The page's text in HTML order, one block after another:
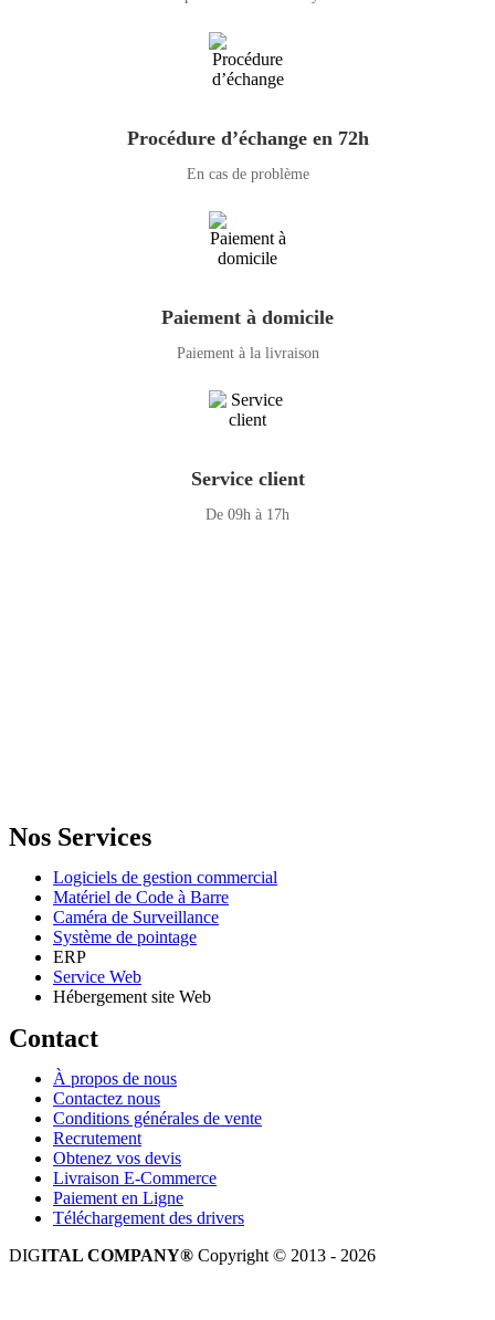
Procédure d’échange en 72h
En cas de problème
Paiement à domicile
Paiement à la livraison
Service client
De 09h à 17h
Nos Services
Logiciels de gestion commercial
Matériel de Code à Barre
Caméra de Surveillance
Système de pointage
ERP
Service Web
Hébergement site Web
Contact
À propos de nous
Contactez nous
Conditions générales de vente
Recrutement
Obtenez vos devis
Livraison E-Commerce
Paiement en Ligne
Téléchargement des drivers
DIGITAL COMPANY® Copyright © 2013 - 2026